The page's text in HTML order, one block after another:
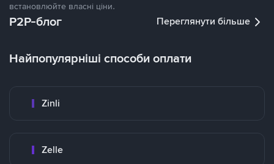
встановлюйте власні ціни.
P2P-блог Переглянути більше
Найпопулярніші способи оплати
Zinli
Zelle